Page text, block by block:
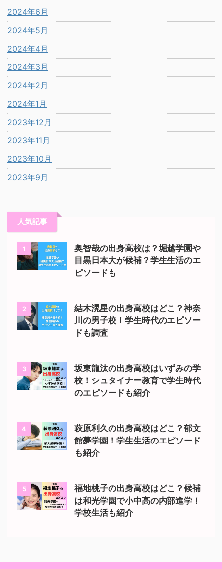
2024年6月
2024年5月
2024年4月
2024年3月
2024年2月
2024年1月
2023年12月
2023年11月
2023年10月
2023年9月
人気記事
1
奥智哉の出身高校は？堀越学園や
目黒日本大が候補？学生生活のエ
ピソードも
2
結木滉星の出身高校はどこ？神奈
川の男子校！学生時代のエピソー
ドも調査
3
坂東龍汰の出身高校はいずみの学
校！シュタイナー教育で学生時代
のエピソードも紹介
4
萩原利久の出身高校はどこ？郁文
館夢学園！学生生活のエピソード
も紹介
5
福地桃子の出身高校はどこ？候補
は和光学園で小中高の内部進学！
学校生活も紹介